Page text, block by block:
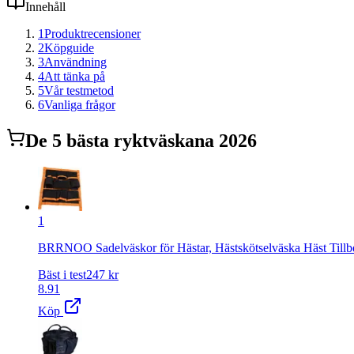
Innehåll
1Produktrecensioner
2Köpguide
3Användning
4Att tänka på
5Vår testmetod
6Vanliga frågor
De 5 bästa ryktväskana 2026
1
BRRNOO Sadelväskor för Hästar, Hästskötselväska Häst
Bäst i test247 kr
8.91
Köp